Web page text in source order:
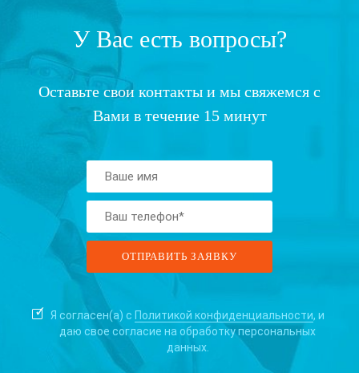
У Вас есть вопросы?
Оставьте свои контакты и мы свяжемся с
Вами в течение 15 минут
Я согласен(а) с Политикой конфиденциальности, и
даю свое согласие на обработку персональных
данных.